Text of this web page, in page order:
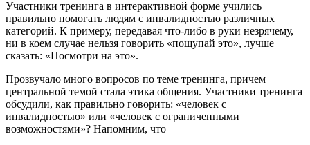
Участники тренинга в интерактивной форме учились
правильно помогать людям с инвалидностью различных
категорий. К примеру, передавая что-либо в руки незрячему,
ни в коем случае нельзя говорить «пощупай это», лучше
сказать: «Посмотри на это».
Прозвучало много вопросов по теме тренинга, причем
центральной темой стала этика общения. Участники тренинга
обсудили, как правильно говорить: «человек с
инвалидностью» или «человек с ограниченными
возможностями»? Напомним, что